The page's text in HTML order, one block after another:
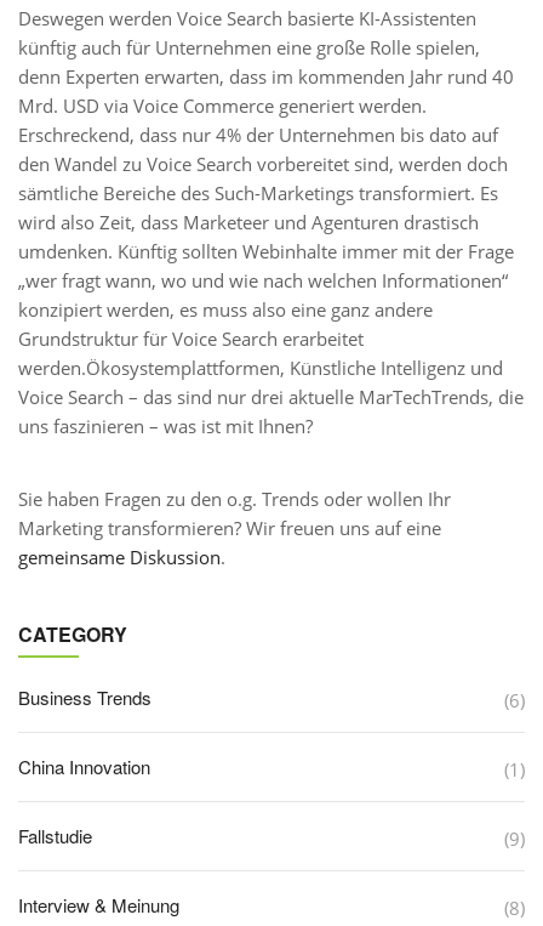
Deswegen werden Voice Search basierte KI-Assistenten
künftig auch für Unternehmen eine große Rolle spielen,
denn Experten erwarten, dass im kommenden Jahr rund 40
Mrd. USD via Voice Commerce generiert werden.
Erschreckend, dass nur 4% der Unternehmen bis dato auf
den Wandel zu Voice Search vorbereitet sind, werden doch
sämtliche Bereiche des Such-Marketings transformiert. Es
wird also Zeit, dass Marketeer und Agenturen drastisch
umdenken. Künftig sollten Webinhalte immer mit der Frage
„wer fragt wann, wo und wie nach welchen Informationen“
konzipiert werden, es muss also eine ganz andere
Grundstruktur für Voice Search erarbeitet
werden.Ökosystemplattformen, Künstliche Intelligenz und
Voice Search – das sind nur drei aktuelle MarTechTrends, die
uns faszinieren – was ist mit Ihnen?
Sie haben Fragen zu den o.g. Trends oder wollen Ihr
Marketing transformieren? Wir freuen uns auf eine
gemeinsame Diskussion.
CATEGORY
Business Trends (6)
China Innovation (1)
Fallstudie (9)
Interview & Meinung (8)